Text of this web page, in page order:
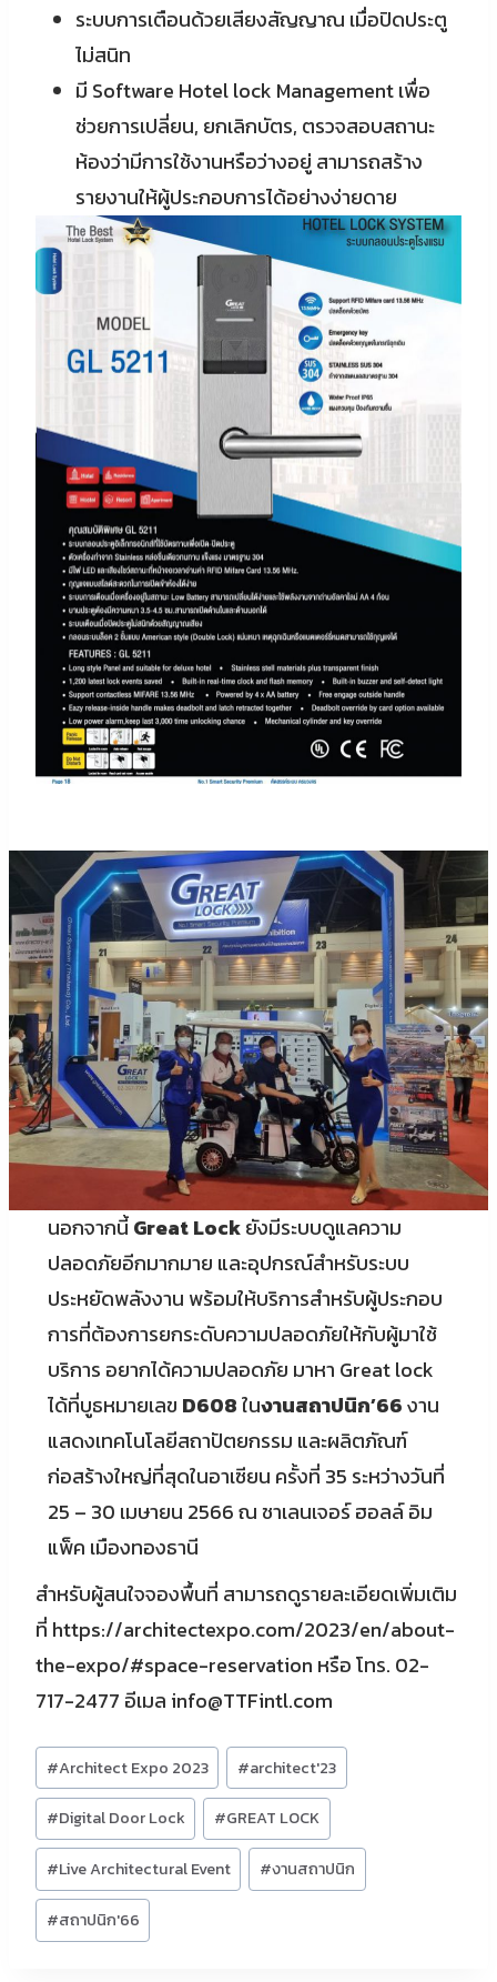
ระบบการเตือนด้วยเสียงสัญญาณ เมื่อปิดประตู
ไม่สนิท
มี Software Hotel lock Management เพื่อ
ช่วยการเปลี่ยน, ยกเลิกบัตร, ตรวจสอบสถานะ
ห้องว่ามีการใช้งานหรือว่างอยู่ สามารถสร้าง
รายงานให้ผู้ประกอบการได้อย่างง่ายดาย
นอกจากนี้Great Lockยังมีระบบดูแลความ
ปลอดภัยอีกมากมาย และอุปกรณ์สำหรับระบบ
ประหยัดพลังงาน พร้อมให้บริการสำหรับผู้ประกอบ
การที่ต้องการยกระดับความปลอดภัยให้กับผู้มาใช้
บริการ อยากได้ความปลอดภัย มาหา Great lock
ได้ที่บูธหมายเลข D608ในงานสถาปนิก’66งาน
แสดงเทคโนโลยีสถาปัตยกรรม และผลิตภัณฑ์
ก่อสร้างใหญ่ที่สุดในอาเซียน ครั้งที่ 35 ระหว่างวันที่
25 – 30 เมษายน 2566 ณ ชาเลนเจอร์ ฮอลล์ อิม
แพ็ค เมืองทองธานี
สำหรับผู้สนใจจองพื้นที่ สามารถดูรายละเอียดเพิ่มเติม
ที่ https://architectexpo.com/2023/en/about-
the-expo/#space-reservation หรือ โทร. 02-
717-2477 อีเมล info@TTFintl.com
Post
Tags:
#Architect Expo 2023 #architect'23
#Digital Door Lock #GREAT LOCK
#Live Architectural Event #งานสถาปนิก
#สถาปนิก'66